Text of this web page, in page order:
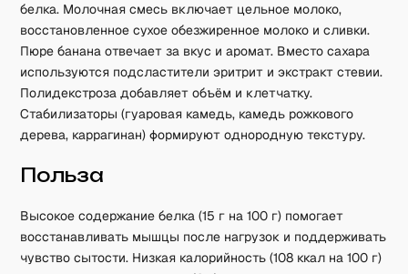
белка. Молочная смесь включает цельное молоко,
восстановленное сухое обезжиренное молоко и сливки.
Пюре банана отвечает за вкус и аромат. Вместо сахара
используются подсластители эритрит и экстракт стевии.
Полидекстроза добавляет объём и клетчатку.
Стабилизаторы (гуаровая камедь, камедь рожкового
дерева, каррагинан) формируют однородную текстуру.
Польза
Высокое содержание белка (15 г на 100 г) помогает
восстанавливать мышцы после нагрузок и поддерживать
чувство сытости. Низкая калорийность (108 ккал на 100 г)